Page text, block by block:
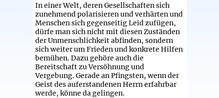
In einer Welt, deren Gesellschaften sich
zunehmend polarisieren und verhärten und
Menschen sich gegenseitig Leid zufügen,
dürfe man sich nicht mit diesen Zuständen
der Unmenschlichkeit abfinden, sondern
sich weiter um Frieden und konkrete Hilfen
bemühen. Dazu gehöre auch die
Bereitschaft zu Versöhnung und
Vergebung. Gerade an Pfingsten, wenn der
Geist des auferstandenen Herrn erfahrbar
werde, könne da gelingen.